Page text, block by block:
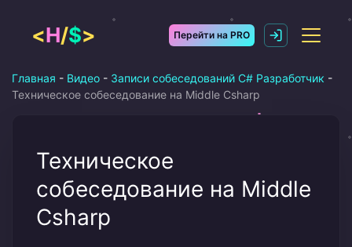
содержимому
<H/$> Перейти на PRO
Главная - Видео - Записи собеседований C# Разработчик -
Техническое собеседование на Middle Csharp
Техническое
собеседование на Middle
Csharp